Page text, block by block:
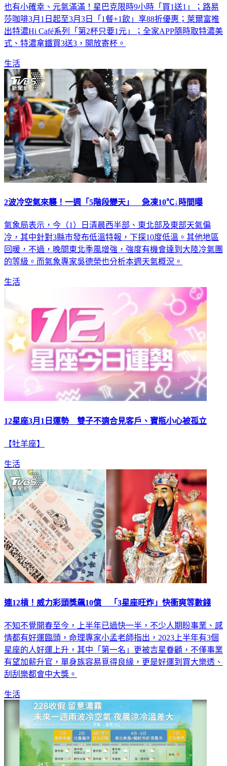
也有小確幸、元氣滿滿！星巴克限時9小時「買1送1」；路易
莎咖啡3月1日起至3月3日「1餐+1飲」享88折優惠；萊爾富推
出特濃Hi Café系列「第2杯只要1元」；全家APP隨時取特濃美
式、特濃拿鐵買3送3，開放寄杯。
生活
2波冷空氣來襲！一週「5階段變天」 急凍10℃↓時間曝
氣象局表示，今（1）日清晨西半部、東北部及東部天氣偏
冷，其中針對3縣市發布低溫特報，下探10度低溫。其他地區
回暖，不過，晚間東北季風增強，強度有機會達到大陸冷氣團
的等級。而氣象專家吳德榮也分析本週天氣概況。
生活
12星座3月1日運勢 雙子不適合見客戶、寶瓶小心被孤立
【牡羊座】
生活
連12槓！威力彩頭獎飆10億 「3星座旺炸」快衝爽等數錢
不知不覺開春至今，上半年已過快一半，不少人期盼事業、感
情都有好運臨頭，命理專家小孟老師指出，2023上半年有3個
星座的人好運上升，其中「第一名」更被吉星眷顧，不僅事業
有望加薪升官，單身族容易覓得良緣，更是好運到買大樂透、
刮刮樂都會中大獎。
生活